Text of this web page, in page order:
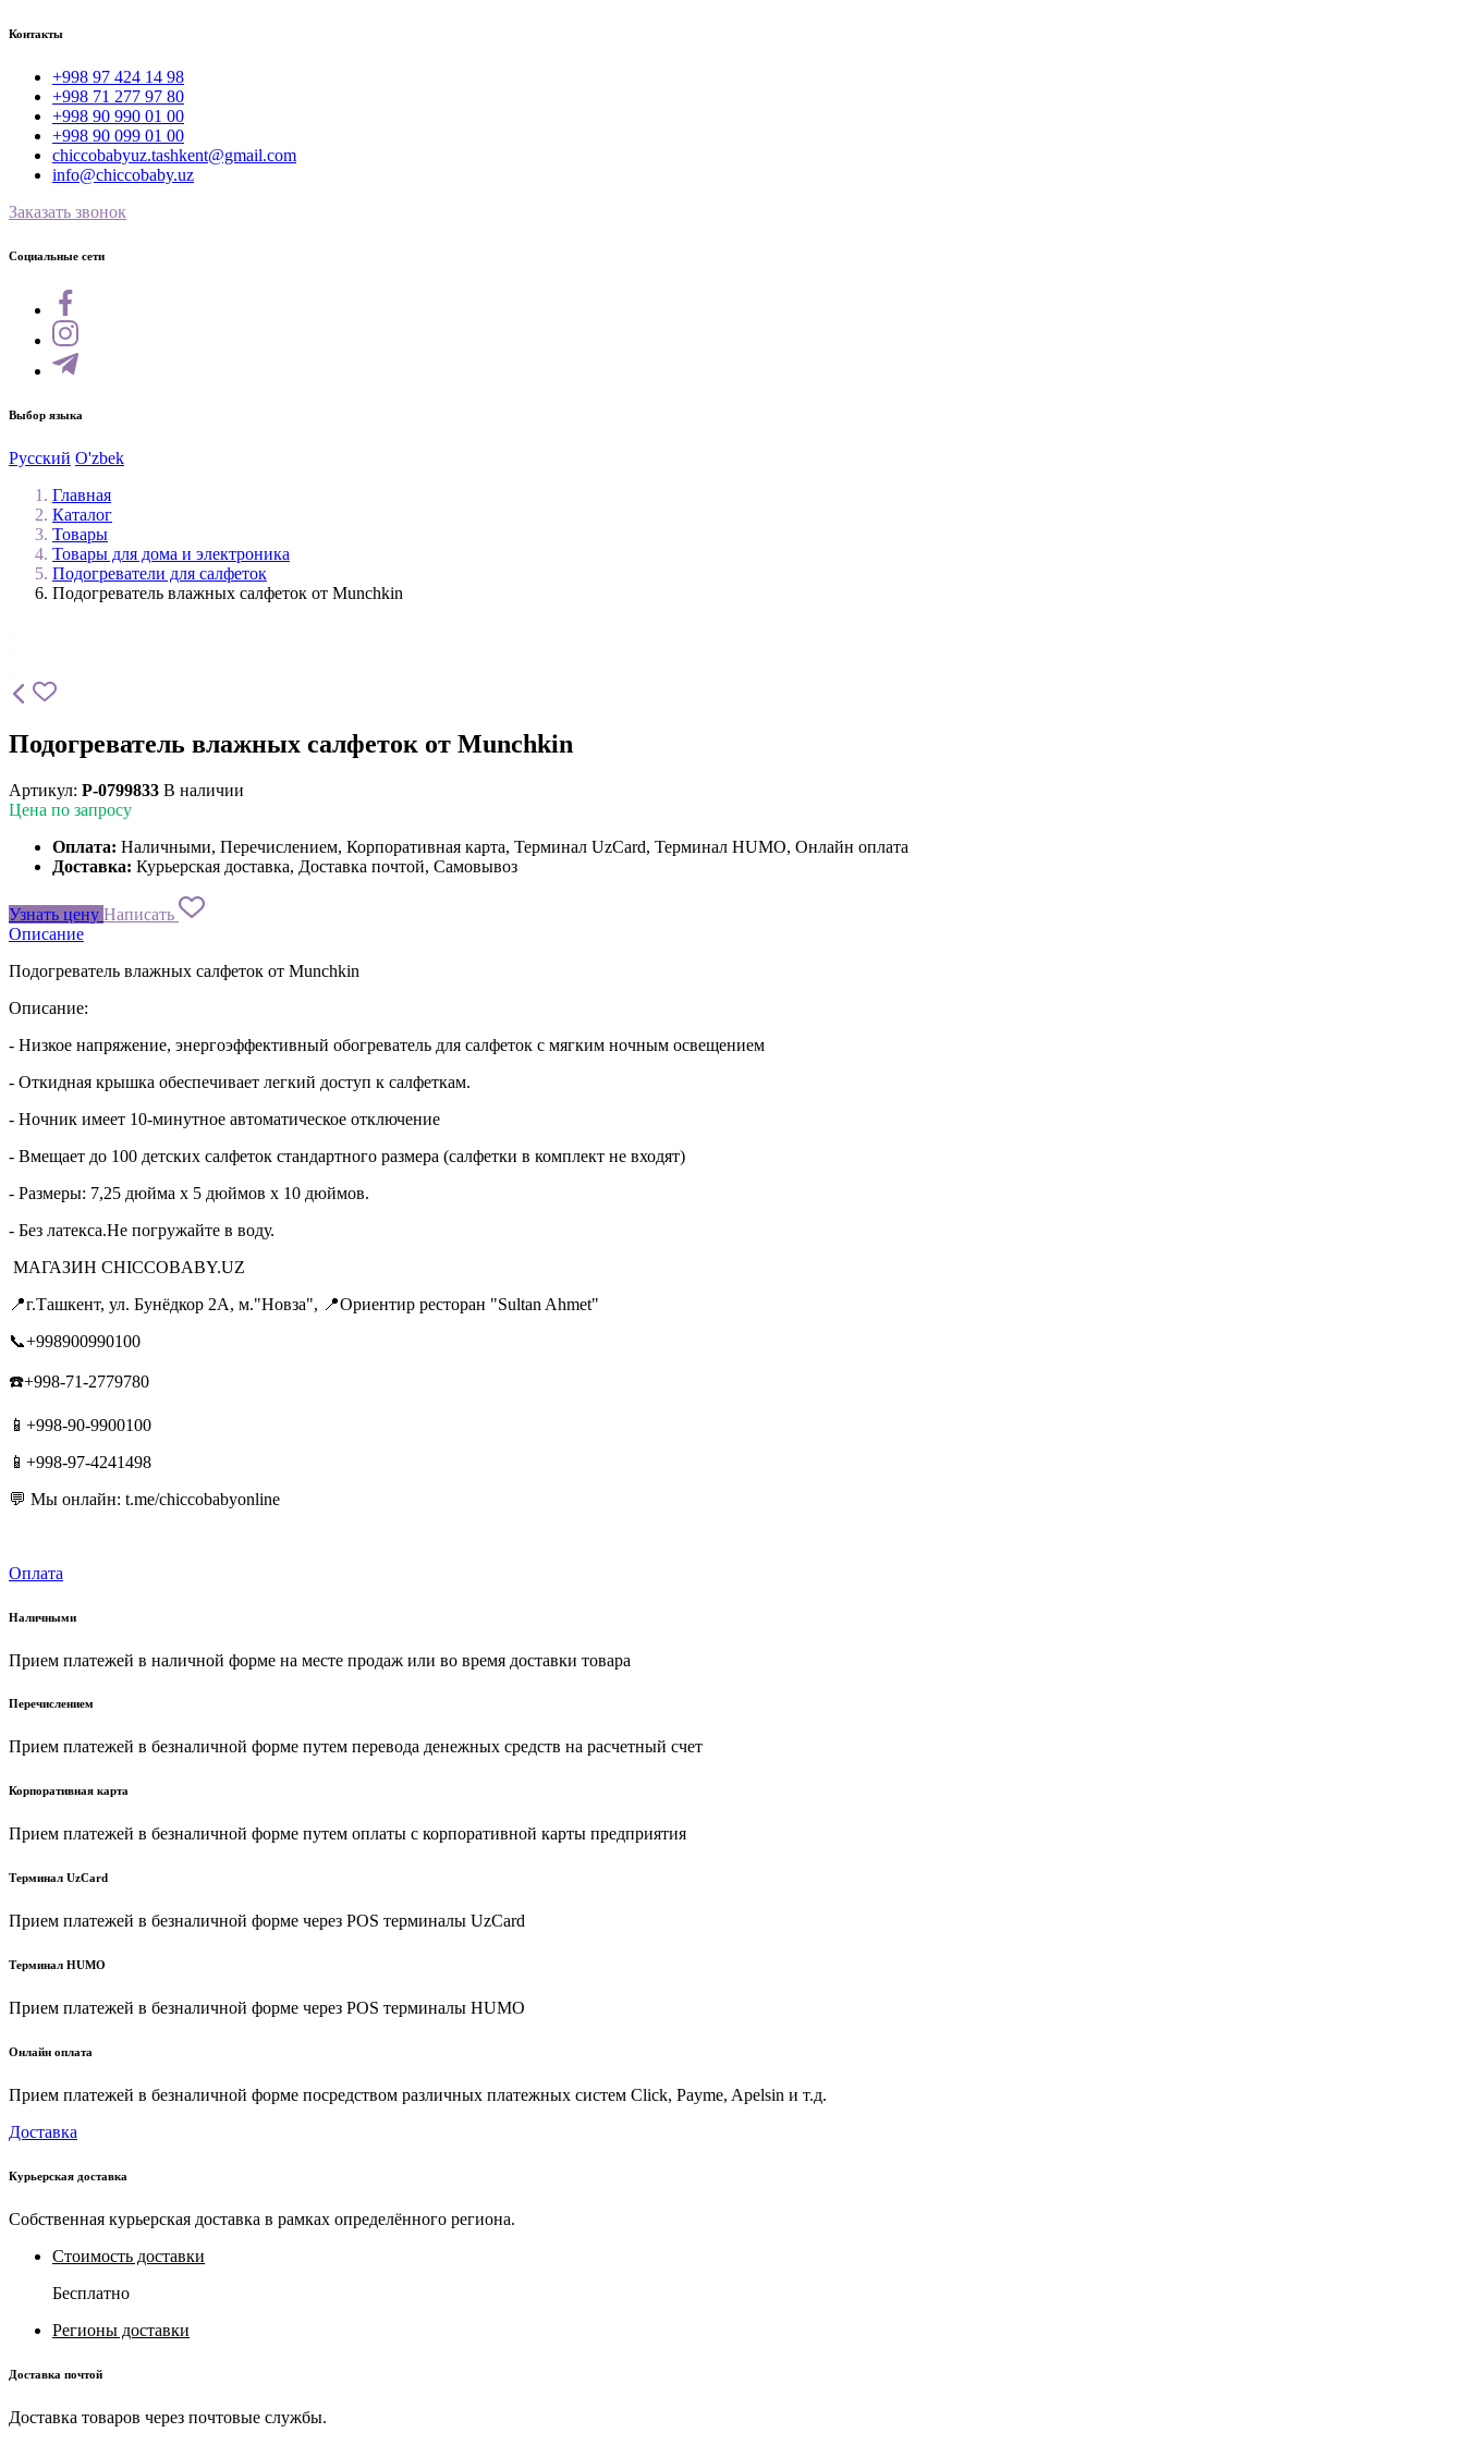
Контакты
+998 97 424 14 98
+998 71 277 97 80
+998 90 990 01 00
+998 90 099 01 00
chiccobabyuz.tashkent@gmail.com
info@chiccobaby.uz
Заказать звонок
Социальные сети
Выбор языка
Русский O'zbek
Главная
Каталог
Товары
Товары для дома и электроника
Подогреватели для салфеток
Подогреватель влажных салфеток от Munchkin
Подогреватель влажных салфеток от Munchkin
Артикул: P-0799833 В наличии
Цена по запросу
Оплата: Наличными, Перечислением, Корпоративная карта, Терминал UzCard, Терминал HUMO, Онлайн оплата
Доставка: Курьерская доставка, Доставка почтой, Самовывоз
Узнать цену Написать
Описание
Подогреватель влажных салфеток от Munchkin
Описание:
- Низкое напряжение, энергоэффективный обогреватель для салфеток с мягким ночным освещением
- Откидная крышка обеспечивает легкий доступ к салфеткам.
- Ночник имеет 10-минутное автоматическое отключение
- Вмещает до 100 детских салфеток стандартного размера (салфетки в комплект не входят)
- Размеры: 7,25 дюйма x 5 дюймов x 10 дюймов.
- Без латекса.Не погружайте в воду.
МАГАЗИН CHICCOBABY.UZ
📍г.Ташкент, ул. Бунёдкор 2А, м."Новза", 📍Ориентир ресторан "Sultan Ahmet"
📞+998900990100
☎️+998-71-2779780
📱+998-90-9900100
📱+998-97-4241498
💬 Мы онлайн: t.me/chiccobabyonline
Оплата
Наличными
Прием платежей в наличной форме на месте продаж или во время доставки товара
Перечислением
Прием платежей в безналичной форме путем перевода денежных средств на расчетный счет
Корпоративная карта
Прием платежей в безналичной форме путем оплаты с корпоративной карты предприятия
Терминал UzCard
Прием платежей в безналичной форме через POS терминалы UzCard
Терминал HUMO
Прием платежей в безналичной форме через POS терминалы HUMO
Онлайн оплата
Прием платежей в безналичной форме посредством различных платежных систем Click, Payme, Apelsin и т.д.
Доставка
Курьерская доставка
Собственная курьерская доставка в рамках определённого региона.
Стоимость доставки
Бесплатно
Регионы доставки
Доставка почтой
Доставка товаров через почтовые службы.